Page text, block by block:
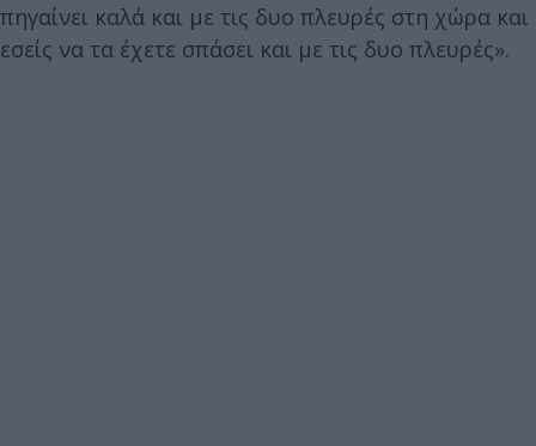
πηγαίνει καλά και με τις δυο πλευρές στη χώρα και
εσείς να τα έχετε σπάσει και με τις δυο πλευρές».